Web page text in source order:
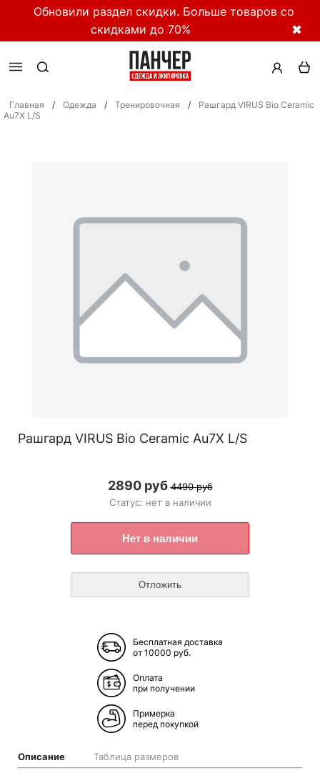
Обновили раздел скидки. Больше товаров со
скидками до 70%
✖
Главная / Одежда / Тренировочная /
Рашгард VIRUS Bio Ceramic
Au7X L/S
Рашгард VIRUS Bio Ceramic Au7X L/S
2890 руб 4490 руб
Статус: нет в наличии
Бесплатная доставка
от 10000 руб.
Оплата
при получении
Примерка
перед покупкой
Описание Таблица размеров